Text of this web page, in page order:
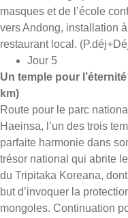
masques et de l’école
vers Andong, installation
restaurant local.
Jour 5
Un temple pour
km)
Route pour le parc
Haeinsa, l’un des trois
parfaite harmonie dans
trésor national qui abrite
du Tripitaka Koreana,
but d’invoquer la
mongoles. Continuation